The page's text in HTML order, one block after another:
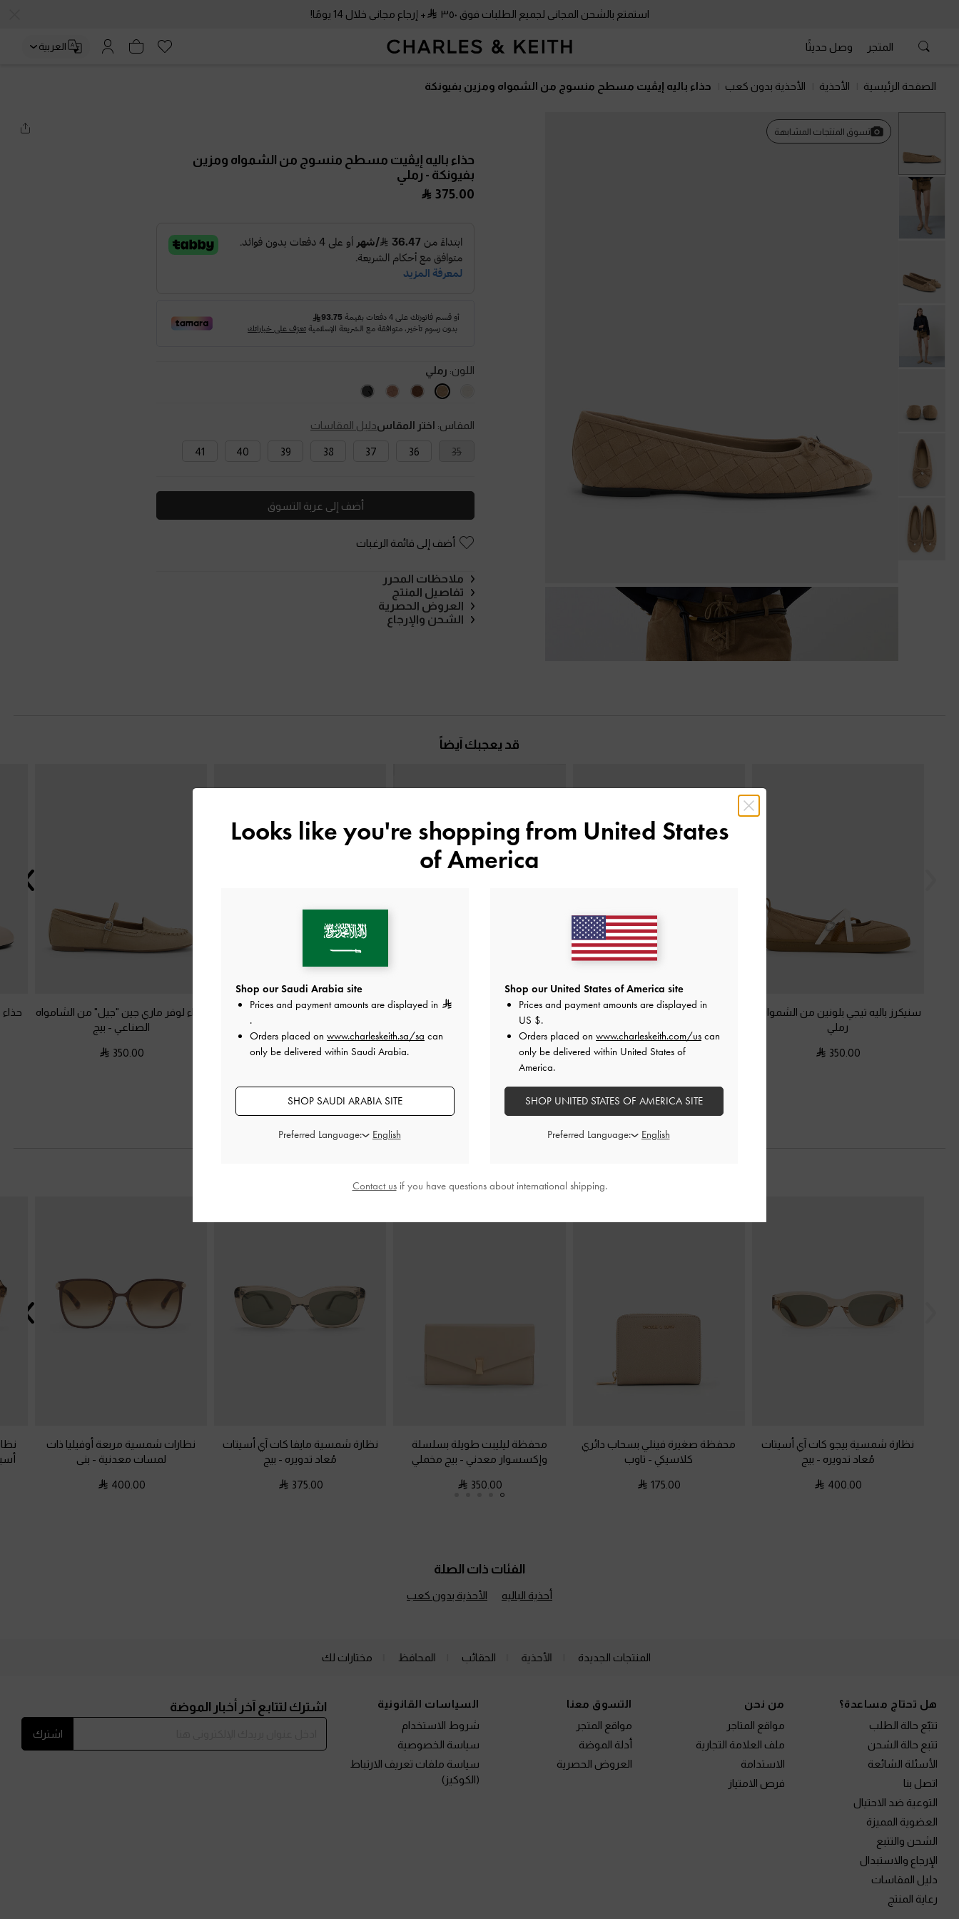
استمتع بالشحن المجاني لجميع الطلبات فوق ٣٥٠ + إرجاع مجاني خلال 14 يومًا!
المتجر وصل حديثًا العربية
الصفحة الرئيسية الأحذية الأحذية بدون كعب حذاء باليه إيڤيت مسطح منسوج من الشمواه ومزين بفيونكة
تسوق المنتجات المشابهة
حذاء باليه إيڤيت مسطح منسوج من الشمواه ومزين
بفيونكة - رملي
375.00
اللون: رملي
المقاس: اختر المقاسدليل المقاسات
35
36
37
38
39
40
41
أضف إلى عربة التسوق
أضف إلى قائمة الرغبات
ملاحظات المحرر
تفاصيل المنتج
العروض الحصرية
الشحن والإرجاع
قد يعجبك آيضاً
سنيكرز باليه تيجي بلونين من الشمواه
رملي
350.00
صندل مفتوح من الخلف من الجلد
رملي
حذاء بامب إيڤيت بتصميم متشابك
مفتوح من الخلف ومزوّد برباط خلفي
بمقدمة مدببة وكعب عالٍ من الشمواه
إسبادريل شامواه بحزام خلفي وفيونكة
350.00
حذاء لوفر ماري جين "جيل" من الشامواه
الصناعي - بيج
350.00
نظارة شمسية بيجو كات آي أسيتات
مُعاد تدويره - بيج
400.00
محفظة صغيرة فينلي بسحاب دائري
كلاسيكي - تاوب
175.00
محفظة ليليبت طويلة بسلسلة
وإكسسوار معدني - بيج مخملي
350.00
نظارة شمسية مايفا كات آي أسيتات
مُعاد تدويره - بيج
375.00
نظارات شمسية مربعة أوفيليا ذات
لمسات معدنية - بنى
400.00
الفئات ذات الصلة
أحذية الباليه الأحذية بدون كعب
المنتجات الجديدة الأحذية الحقائب المحافظ مختارات لك
هل تحتاج مساعدة؟
تتبّع حالة الطلب
تتبع حالة الشحن
الأسئلة الشائعة
اتصل بنا
التوعية ضد الاحتيال
العضوية المميزة
الشحن والتتبع
الإرجاع والاستبدال
دليل المقاسات
رعاية المنتج
من نحن
مواقع المتاجر
ملف العلامة التجارية
الاستدامة
فرص الامتياز
التسوق معنا
مواقع المتجر
أدلة الموضة
العروض الحصرية
السياسات القانونية
شروط الاستخدام
سياسة الخصوصية
سياسة ملفات تعريف الارتباط
(الكوكيز)
اشترك لتتابع آخر أخبار الموضة
اشترك
Looks like you're shopping from United States
of America
Shop our Saudi Arabia site
Prices and payment amounts are displayed in
.
Orders placed on www.charleskeith.sa/sa can
only be delivered within Saudi Arabia.
SHOP SAUDI ARABIA SITE
Preferred Language:
Shop our United States of America site
Prices and payment amounts are displayed in
US $.
Orders placed on www.charleskeith.com/us can
only be delivered within United States of
America.
SHOP UNITED STATES OF AMERICA SITE
Preferred Language:
Contact usif you have questions about international shipping.